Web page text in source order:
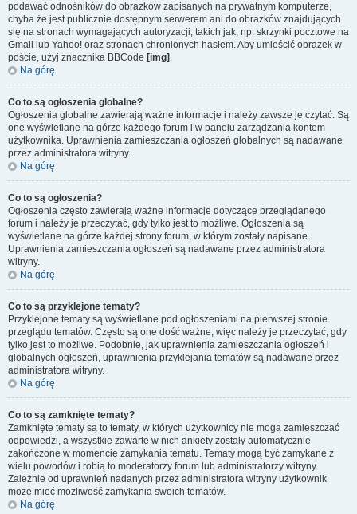
podawać odnośników do obrazków zapisanych na prywatnym komputerze,
chyba że jest publicznie dostępnym serwerem ani do obrazków znajdujących
się na stronach wymagających autoryzacji, takich jak, np. skrzynki pocztowe na
Gmail lub Yahoo! oraz stronach chronionych hasłem. Aby umieścić obrazek w
poście, użyj znacznika BBCode [img] .
Na górę
Co to są ogłoszenia globalne?
Ogłoszenia globalne zawierają ważne informacje i należy zawsze je czytać. Są
one wyświetlane na górze każdego forum i w panelu zarządzania kontem
użytkownika. Uprawnienia zamieszczania ogłoszeń globalnych są nadawane
przez administratora witryny.
Na górę
Co to są ogłoszenia?
Ogłoszenia często zawierają ważne informacje dotyczące przeglądanego
forum i należy je przeczytać, gdy tylko jest to możliwe. Ogłoszenia są
wyświetlane na górze każdej strony forum, w którym zostały napisane.
Uprawnienia zamieszczania ogłoszeń są nadawane przez administratora
witryny.
Na górę
Co to są przyklejone tematy?
Przyklejone tematy są wyświetlane pod ogłoszeniami na pierwszej stronie
przeglądu tematów. Często są one dość ważne, więc należy je przeczytać, gdy
tylko jest to możliwe. Podobnie, jak uprawnienia zamieszczania ogłoszeń i
globalnych ogłoszeń, uprawnienia przyklejania tematów są nadawane przez
administratora witryny.
Na górę
Co to są zamknięte tematy?
Zamknięte tematy są to tematy, w których użytkownicy nie mogą zamieszczać
odpowiedzi, a wszystkie zawarte w nich ankiety zostały automatycznie
zakończone w momencie zamykania tematu. Tematy mogą być zamykane z
wielu powodów i robią to moderatorzy forum lub administratorzy witryny.
Zależnie od uprawnień nadanych przez administratora witryny użytkownik
może mieć możliwość zamykania swoich tematów.
Na górę